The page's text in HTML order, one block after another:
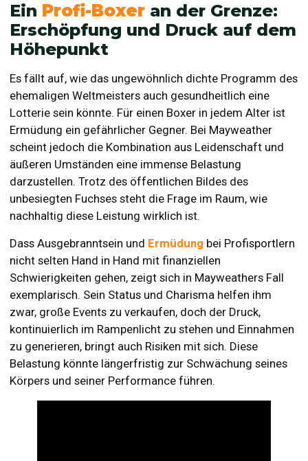
Ein Profi-Boxer an der Grenze:
Erschöpfung und Druck auf dem
Höhepunkt
Es fällt auf, wie das ungewöhnlich dichte Programm des
ehemaligen Weltmeisters auch gesundheitlich eine
Lotterie sein könnte. Für einen Boxer in jedem Alter ist
Ermüdung ein gefährlicher Gegner. Bei Mayweather
scheint jedoch die Kombination aus Leidenschaft und
äußeren Umständen eine immense Belastung
darzustellen. Trotz des öffentlichen Bildes des
unbesiegten Fuchses steht die Frage im Raum, wie
nachhaltig diese Leistung wirklich ist.
Dass Ausgebranntsein und Ermüdung bei Profisportlern
nicht selten Hand in Hand mit finanziellen
Schwierigkeiten gehen, zeigt sich in Mayweathers Fall
exemplarisch. Sein Status und Charisma helfen ihm
zwar, große Events zu verkaufen, doch der Druck,
kontinuierlich im Rampenlicht zu stehen und Einnahmen
zu generieren, bringt auch Risiken mit sich. Diese
Belastung könnte längerfristig zur Schwächung seines
Körpers und seiner Performance führen.